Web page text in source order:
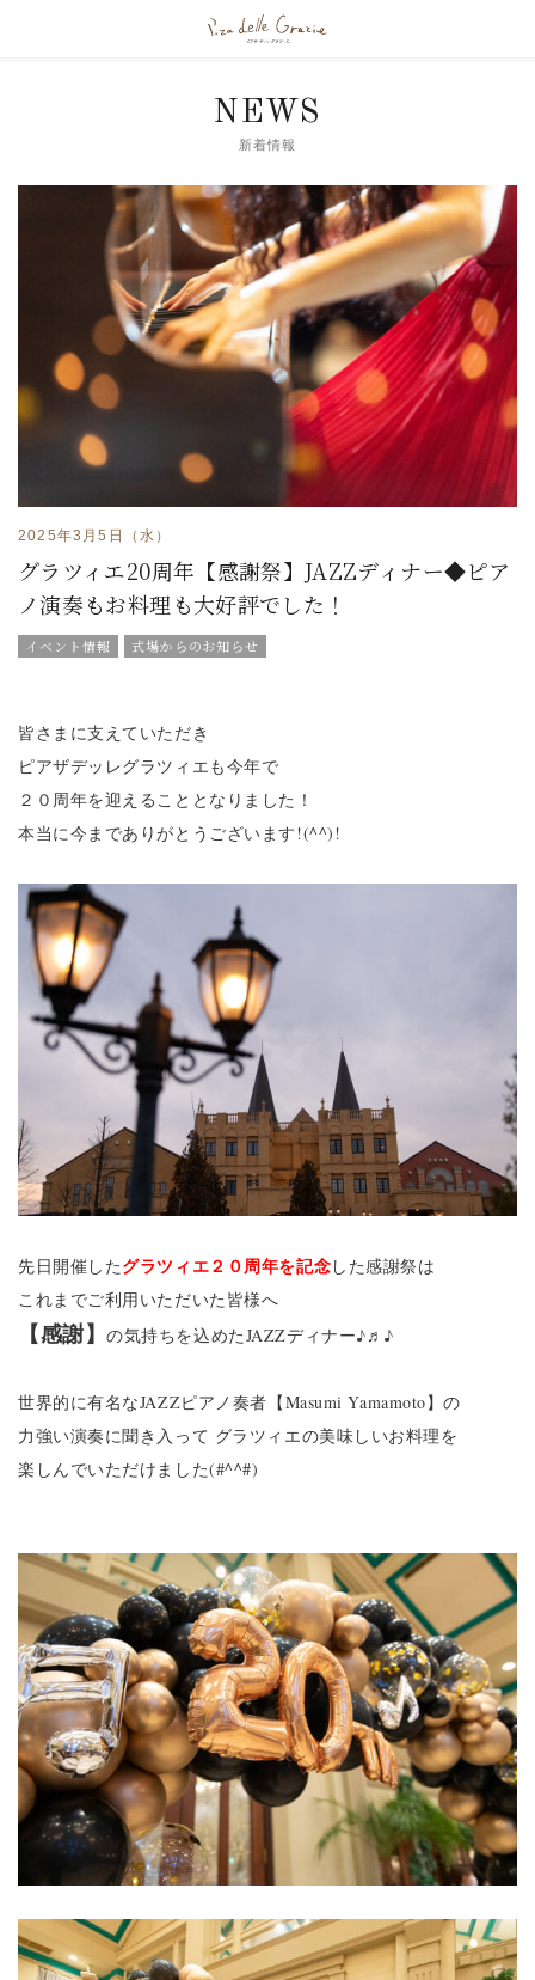
NEWS
新着情報
2025年3月5日（水）
グラツィエ20周年【感謝祭】JAZZディナー◆ピア
ノ演奏もお料理も大好評でした！
イベント情報 式場からのお知らせ
皆さまに支えていただき
ピアザデッレグラツィエも今年で
２０周年を迎えることとなりました！
本当に今までありがとうございます!(^^)!
先日開催したグラツィエ２０周年を記念した感謝祭は
これまでご利用いただいた皆様へ
【感謝】の気持ちを込めたJAZZディナー♪♬♪
世界的に有名なJAZZピアノ奏者【Masumi Yamamoto】の
力強い演奏に聞き入って グラツィエの美味しいお料理を
楽しんでいただけました(#^^#)